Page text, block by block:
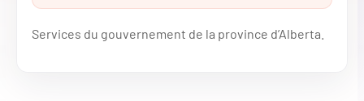
Services du gouvernement de la province d’Alberta.